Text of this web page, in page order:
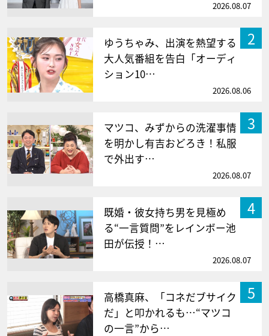
2026.08.07
2
ゆうちゃみ、出演を熱望する
大人気番組を告白「オーディ
ション10…
2026.08.06
3
マツコ、みずからの洗濯事情
を明かし有吉おどろき！私服
で外出す…
2026.08.07
4
既婚・彼女持ち男を見極め
る“一言質問”をレインボー池
田が伝授！…
2026.08.07
5
高橋真麻、「コネだブサイク
だ」と叩かれるも…“マツコ
の一言”から…